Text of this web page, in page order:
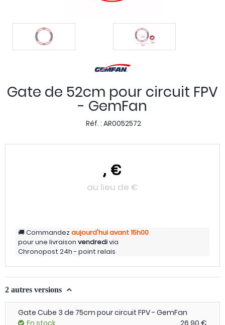
Gate de 52cm pour circuit FPV
- GemFan
Réf. : AR0052572
, €
au lieu de €
Commandezaujourd'huiavant 15h00
pour une livraison vendredivia
Chronopost 24h - point relais
2 autres versions
Gate Cube 3 de 75cm pour circuit FPV - GemFan
En stock
26,90 €